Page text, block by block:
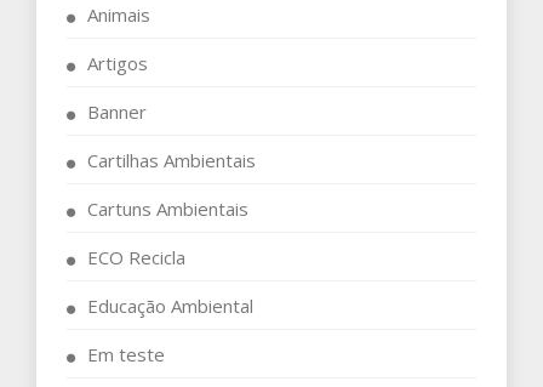
Animais
Artigos
Banner
Cartilhas Ambientais
Cartuns Ambientais
ECO Recicla
Educação Ambiental
Em teste